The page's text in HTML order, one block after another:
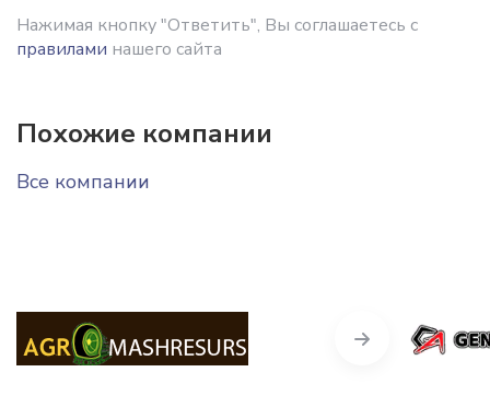
Нажимая кнопку "Ответить", Вы соглашаетесь с
правилами нашего сайта
Похожие компании
Все компании
Next